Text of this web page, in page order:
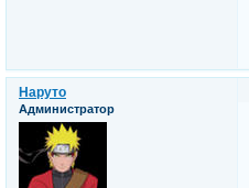
Наруто
Администратор